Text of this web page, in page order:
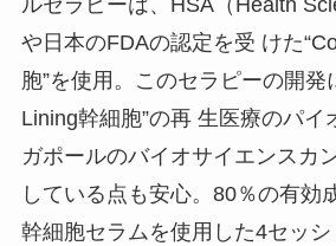
ルセラピーは、HSA（Health
や日本のFDAの認定を受 けた
胞”を使用。このセラピーの開発
Lining幹細胞”の再 生医療のパイ
ガポールのバイオサイエンスカ
している点も安心。80％の有効
幹細胞セラムを使用した4セッ